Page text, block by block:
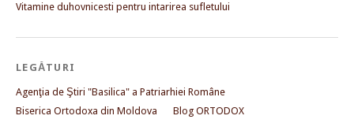
Vitamine duhovnicesti pentru intarirea sufletului
LEGĂTURI
Agenţia de Ştiri "Basilica" a Patriarhiei Române
Biserica Ortodoxa din Moldova
Blog ORTODOX